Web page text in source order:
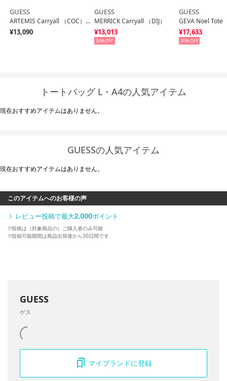
GUESS
ARTEMIS Carryall （COC） トートバッグ レディース
¥13,090
GUESS
MERRICK Carryall （DIJ）
¥13,013
30%
GUESS
¥17,633
30%
トートバッグ L・A4の人気アイテム
現在おすすめアイテムはありません。
GUESSの人気アイテム
現在おすすめアイテムはありません。
このアイテムへのお客様の声
レビュー投稿で最大2,000ポイント
※投稿は（対象商品の）ご購入者のみ可能
※投稿可能期間は商品出荷後から30日間です
GUESS
ゲス
マイブランドに登録